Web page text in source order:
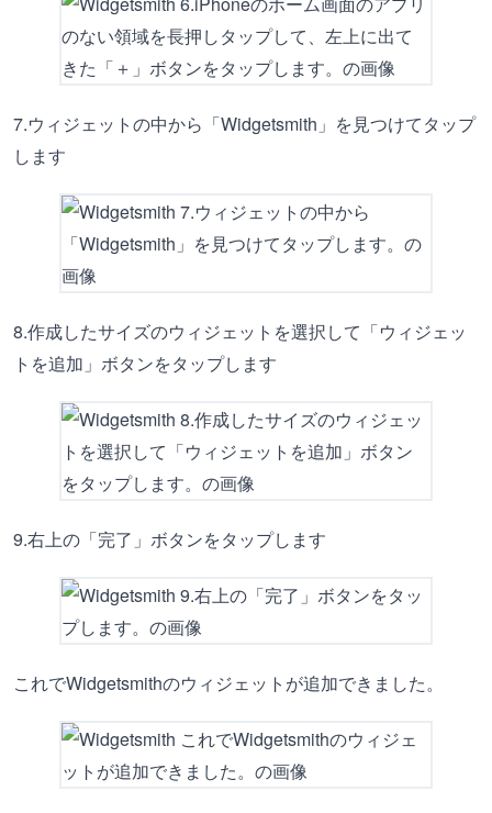
7.ウィジェットの中から「Widgetsmith」を見つけてタップ
します
8.作成したサイズのウィジェットを選択して「ウィジェッ
トを追加」ボタンをタップします
9.右上の「完了」ボタンをタップします
これでWidgetsmithのウィジェットが追加できました。